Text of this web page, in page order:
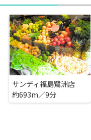
サンディ福島鷺洲店
約693m／9分